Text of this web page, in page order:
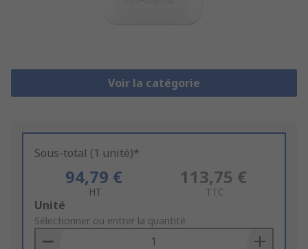
Voir la catégorie
Sous-total (1 unité)*
94,79 €
HT
113,75 €
TTC
Add
to
Basket
Unité
Sélectionner ou entrer la quantité